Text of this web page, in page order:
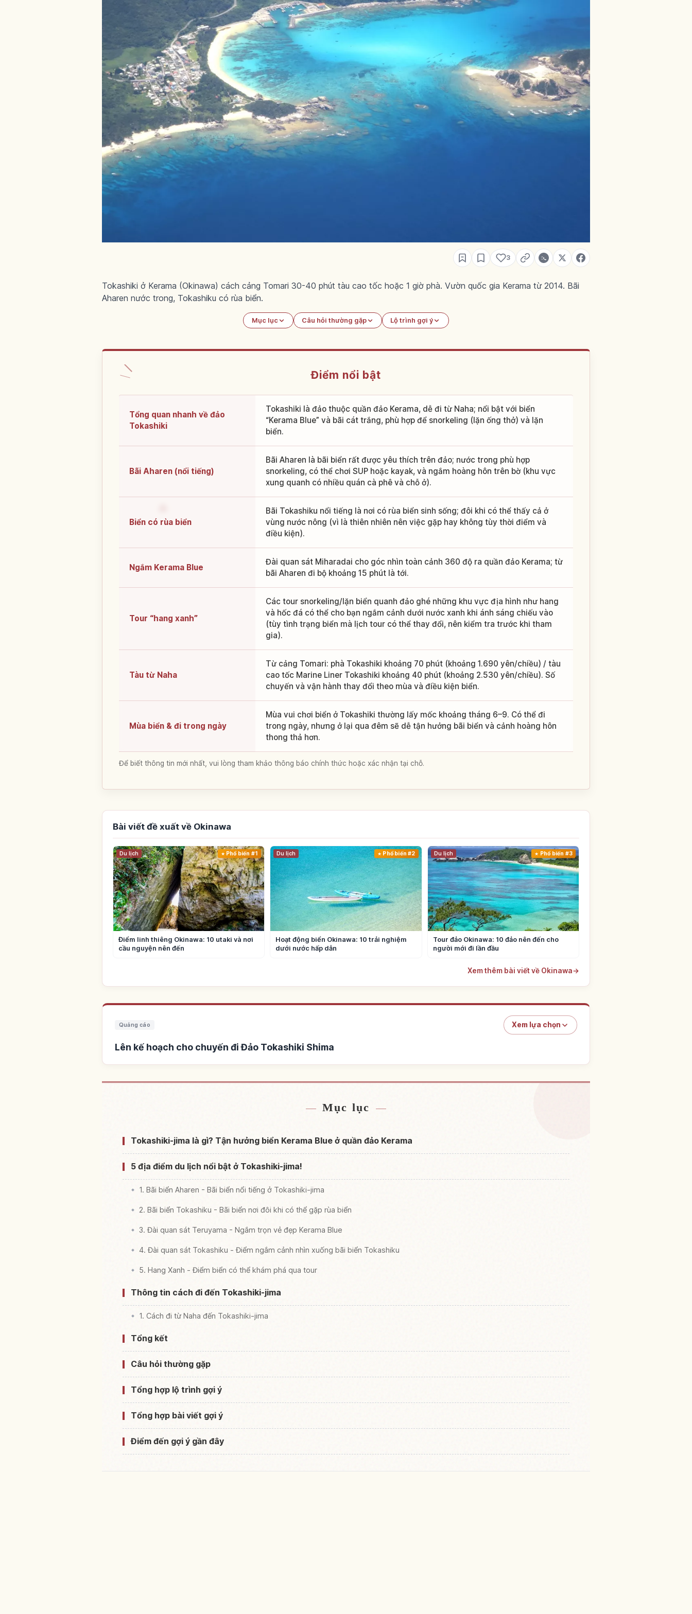
3
Tokashiki ở Kerama (Okinawa) cách cảng Tomari 30-40 phút tàu cao tốc hoặc 1 giờ phà. Vườn quốc gia Kerama từ 2014. Bãi
Aharen nước trong, Tokashiku có rùa biển.
Mục lục Câu hỏi thường gặp Lộ trình gợi ý
Điểm nổi bật
Tổng quan nhanh về đảo
Tokashiki
Tokashiki là đảo thuộc quần đảo Kerama, dễ đi từ Naha; nổi bật với biển
“Kerama Blue” và bãi cát trắng, phù hợp để snorkeling (lặn ống thở) và lặn
biển.
Bãi Aharen (nổi tiếng)
Bãi Aharen là bãi biển rất được yêu thích trên đảo; nước trong phù hợp
snorkeling, có thể chơi SUP hoặc kayak, và ngắm hoàng hôn trên bờ (khu vực
xung quanh có nhiều quán cà phê và chỗ ở).
Biển có rùa biển
Bãi Tokashiku nổi tiếng là nơi có rùa biển sinh sống; đôi khi có thể thấy cả ở
vùng nước nông (vì là thiên nhiên nên việc gặp hay không tùy thời điểm và
điều kiện).
Ngắm Kerama Blue
Đài quan sát Miharadai cho góc nhìn toàn cảnh 360 độ ra quần đảo Kerama; từ
bãi Aharen đi bộ khoảng 15 phút là tới.
Tour “hang xanh”
Các tour snorkeling/lặn biển quanh đảo ghé những khu vực địa hình như hang
và hốc đá có thể cho bạn ngắm cảnh dưới nước xanh khi ánh sáng chiếu vào
(tùy tình trạng biển mà lịch tour có thể thay đổi, nên kiểm tra trước khi tham
gia).
Tàu từ Naha
Từ cảng Tomari: phà Tokashiki khoảng 70 phút (khoảng 1.690 yên/chiều) / tàu
cao tốc Marine Liner Tokashiki khoảng 40 phút (khoảng 2.530 yên/chiều). Số
chuyến và vận hành thay đổi theo mùa và điều kiện biển.
Mùa biển & đi trong ngày
Mùa vui chơi biển ở Tokashiki thường lấy mốc khoảng tháng 6–9. Có thể đi
trong ngày, nhưng ở lại qua đêm sẽ dễ tận hưởng bãi biển và cảnh hoàng hôn
thong thả hơn.
Để biết thông tin mới nhất, vui lòng tham khảo thông báo chính thức hoặc xác nhận tại chỗ.
Bài viết đề xuất về Okinawa
Du lịch Phổ biến #1
Điểm linh thiêng Okinawa: 10 utaki và nơi
cầu nguyện nên đến
Du lịch Phổ biến #2
Hoạt động biển Okinawa: 10 trải nghiệm
dưới nước hấp dẫn
Du lịch Phổ biến #3
Tour đảo Okinawa: 10 đảo nên đến cho
người mới đi lần đầu
Xem thêm bài viết về Okinawa→
Quảng cáo Xem lựa chọn
Lên kế hoạch cho chuyến đi Đảo Tokashiki Shima
Mục lục
Tokashiki-jima là gì? Tận hưởng biển Kerama Blue ở quần đảo Kerama
5 địa điểm du lịch nổi bật ở Tokashiki-jima!
1. Bãi biển Aharen - Bãi biển nổi tiếng ở Tokashiki-jima
2. Bãi biển Tokashiku - Bãi biển nơi đôi khi có thể gặp rùa biển
3. Đài quan sát Teruyama - Ngắm trọn vẻ đẹp Kerama Blue
4. Đài quan sát Tokashiku - Điểm ngắm cảnh nhìn xuống bãi biển Tokashiku
5. Hang Xanh - Điểm biển có thể khám phá qua tour
Thông tin cách đi đến Tokashiki-jima
1. Cách đi từ Naha đến Tokashiki-jima
Tổng kết
Câu hỏi thường gặp
Tổng hợp lộ trình gợi ý
Tổng hợp bài viết gợi ý
Điểm đến gợi ý gần đây